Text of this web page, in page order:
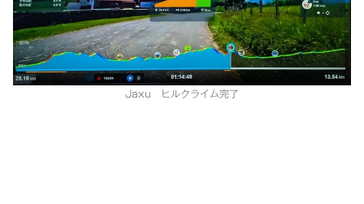
Jaxu ヒルクライム完了